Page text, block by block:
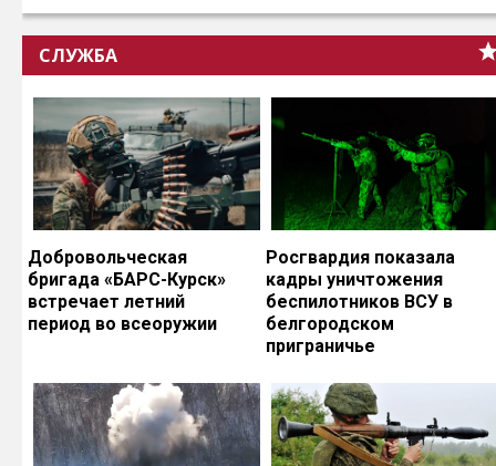
СЛУЖБА
Добровольческая
бригада «БАРС-Курск»
встречает летний
период во всеоружии
Росгвардия показала
кадры уничтожения
беспилотников ВСУ в
белгородском
приграничье